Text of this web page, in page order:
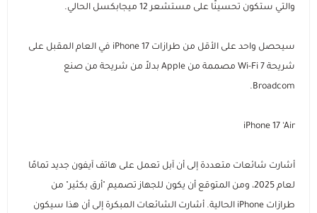
والتي ستكون تحسينًا على مستشعر 12 ميجابكسل الحالي.
سيحصل واحد على الأقل من طرازات iPhone 17 في العام المقبل على
شريحة Wi-Fi 7 مصممة من Apple بدلاً من شريحة من صنع
Broadcom.
iPhone 17 ‘Air
أشارت شائعات متعددة إلى أن آبل تعمل على هاتف آيفون جديد تمامًا
لعام 2025، ومن المتوقع أن يكون للجهاز تصميم "أرق بكثير" من
طرازات iPhone الحالية. أشارت الشائعات المبكرة إلى أن هذا سيكون